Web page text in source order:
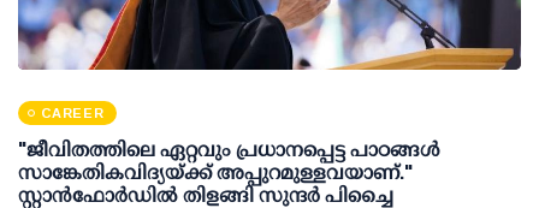
CAREER
"ജീവിതത്തിലെ ഏറ്റവും പ്രധാനപ്പെട്ട പാഠങ്ങൾ
സാങ്കേതികവിദ്യയ്ക്ക് അപ്പുറമുള്ളവയാണ്."
സ്റ്റാൻഫോർഡിൽ തിളങ്ങി സുന്ദർ പിച്ചൈ